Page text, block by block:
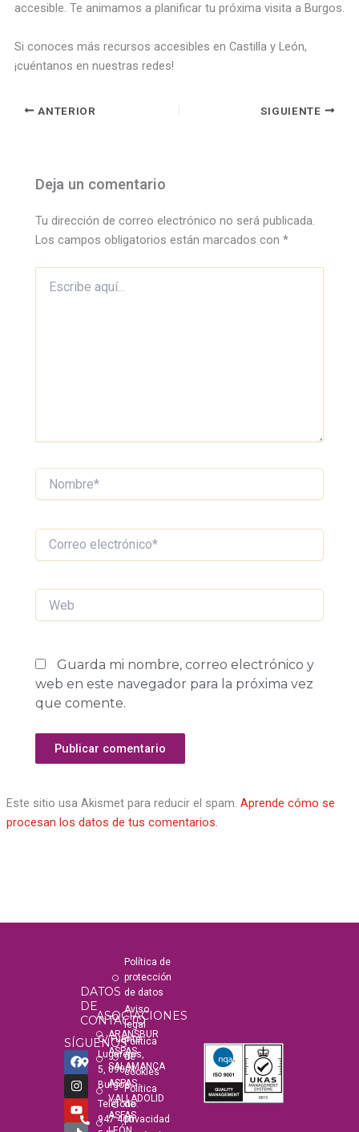
accesible. Te animamos a planificar tu próxima visita a Burgos.
Si conoces más recursos accesibles en Castilla y León,
¡cuéntanos en nuestras redes!
ANTERIOR SIGUIENTE
Deja un comentario
Tu dirección de correo electrónico no será publicada.
Los campos obligatorios están marcados con*
aquí...
Nombre*
Correo
electrónico*
Web
Guarda mi nombre, correo electrónico y
web en este navegador para la próxima vez
que comente.
Este sitio usa Akismet para reducir el spam. Aprende cómo se
procesan los datos de tus comentarios.
SÍGUENOS
F
a
c
e
b
o
o
I
n
s
t
a
g
r
Y
o
u
t
u
b
e
T
i
k
t
o
k
DATOS
DE
CONTACTO
C/ Fuente
Lugarejos,
5, 09001
Burgos
Teléfono:
947 460
ASOCIACIONES
ARANSBUR
ASPAS
SALAMANCA
ASPAS
VALLADOLID
ASFAS
Política de
protección
de datos
Aviso
legal
Política
de
cookies
Política
de
privacidad